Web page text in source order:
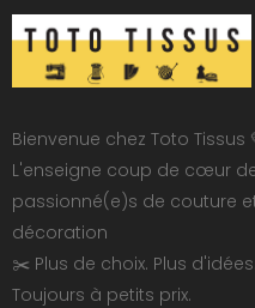
Bienvenue chez Toto Tissus
L'enseigne coup de cœur
passionné(e)s de couture
décoration
✂️ Plus de choix. Plus d'idées.
Toujours à petits prix.